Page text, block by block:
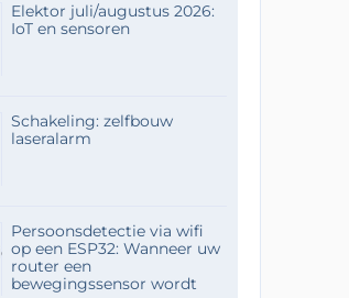
Elektor juli/augustus 2026:
IoT en sensoren
Schakeling: zelfbouw
laseralarm
Persoonsdetectie via wifi
op een ESP32: Wanneer uw
router een
bewegingssensor wordt